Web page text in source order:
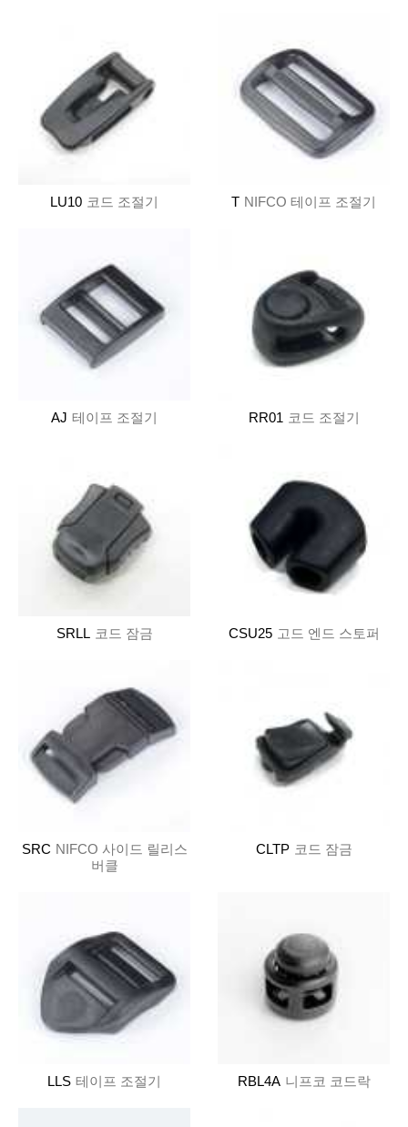
LU10 코드 조절기 T NIFCO 테이프 조절기
AJ 테이프 조절기 RR01 코드 조절기
SRLL 코드 잠금 CSU25 고드 엔드 스토퍼
SRC NIFCO 사이드 릴리스
버클
CLTP 코드 잠금
LLS 테이프 조절기 RBL4A 니프코 코드락